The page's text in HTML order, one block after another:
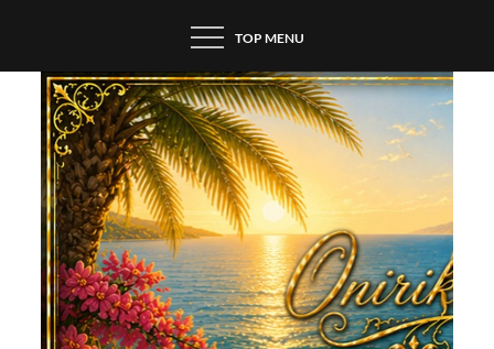
content
TOP MENU